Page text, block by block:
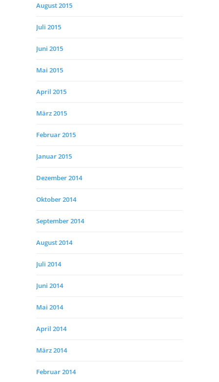
August 2015
Juli 2015
Juni 2015
Mai 2015
April 2015
März 2015
Februar 2015
Januar 2015
Dezember 2014
Oktober 2014
September 2014
August 2014
Juli 2014
Juni 2014
Mai 2014
April 2014
März 2014
Februar 2014